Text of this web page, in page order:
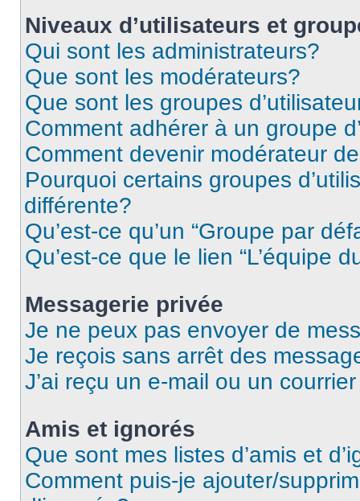
Niveaux d’utilisateurs et
Qui sont les administrateurs?
Que sont les modérateurs?
Que sont les groupes
Comment adhérer à un groupe
Comment devenir modérateur
Pourquoi certains groupes
différente?
Qu’est-ce qu’un “Groupe par
Qu’est-ce que le lien “L’équipe
Messagerie privée
Je ne peux pas envoyer de
Je reçois sans arrêt des
J’ai reçu un e-mail ou un
Amis et ignorés
Que sont mes listes d’amis et
Comment puis-je ajouter/